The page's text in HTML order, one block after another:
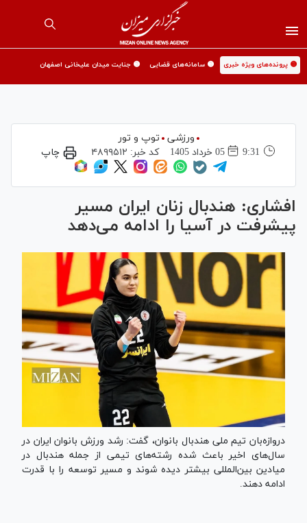
🟡 پرونده‌های ویژه خبری 🟡 سامانه‌های قضایی 🟡 جنایت میدان علیخانی اصفهان
ورزشی
توپ و تور
9:31
05 خرداد 1405 کد خبر: ۴۸۹۹۵۱۲ چاپ
افشاری: هندبال زنان ایران مسیر
پیشرفت در آسیا را ادامه می‌دهد
دروازه‌بان تیم ملی هندبال بانوان، گفت: رشد ورزش بانوان ایران در
سال‌های اخیر باعث شده رشته‌های تیمی از جمله هندبال در
میادین بین‌المللی بیشتر دیده شوند و مسیر توسعه را با قدرت
ادامه دهند.